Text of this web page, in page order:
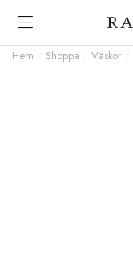
Hem Shoppa Väskor